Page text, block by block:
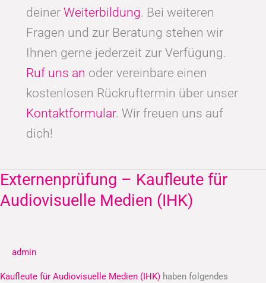
deiner Weiterbildung. Bei weiteren
Fragen und zur Beratung stehen wir
Ihnen gerne jederzeit zur Verfügung.
Ruf uns an oder vereinbare einen
kostenlosen Rückruftermin über unser
Kontaktformular. Wir freuen uns auf
dich!
Externenprüfung – Kaufleute für
Audiovisuelle Medien (IHK)
admin
Kaufleute für Audiovisuelle Medien (IHK) haben folgendes
Externenprüfung
–
Kaufleute
Medien
(IHK)